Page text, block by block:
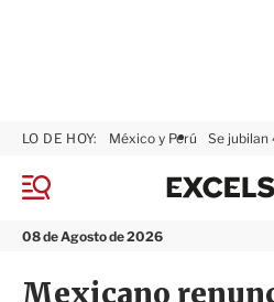
M
n
08 de Agosto de 2026
LO DE HOY: México y Perú Se
Mexicano